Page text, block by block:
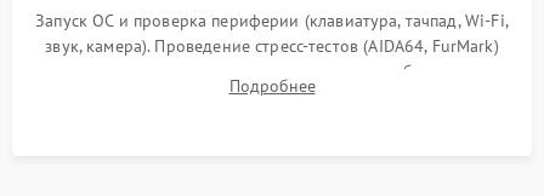
Запуск ОС и проверка периферии (клавиатура, тачпад, Wi-Fi,
звук, камера). Проведение стресс-тестов (AIDA64, FurMark)
для контроля температурного режима и стабильности
системы под пиковой нагрузкой.
Подробнее